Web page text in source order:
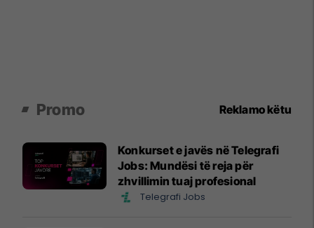
Promo Reklamo këtu
Konkurset e javës në Telegrafi
Jobs: Mundësi të reja për
zhvillimin tuaj profesional
Telegrafi Jobs